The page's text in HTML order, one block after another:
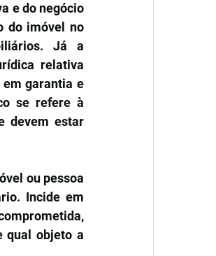
e do negócio
do imóvel no
Já a
relativa
garantia e
se refere à
devem estar
ou pessoa
Incide em
qual objeto a